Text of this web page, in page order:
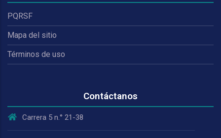
PQRSF
Mapa del sitio
Términos de uso
Contáctanos
Carrera 5 n.° 21-38